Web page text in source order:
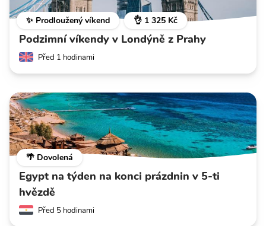
✨ Prodloužený víkend 👌 1 325 Kč
Podzimní víkendy v Londýně z Prahy
Před 1 hodinami
🌴 Dovolená
Egypt na týden na konci prázdnin v 5-ti
hvězdě
Před 5 hodinami